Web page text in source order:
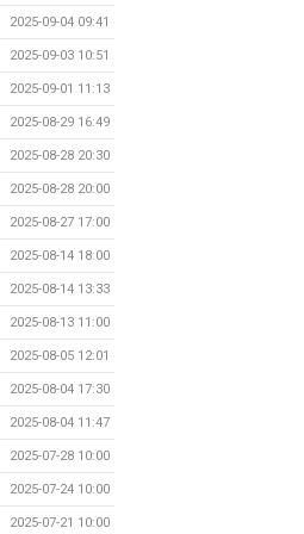
2025-09-04 09:41
2025-09-03 10:51
2025-09-01 11:13
2025-08-29 16:49
2025-08-28 20:30
2025-08-28 20:00
2025-08-27 17:00
2025-08-14 18:00
2025-08-14 13:33
2025-08-13 11:00
2025-08-05 12:01
2025-08-04 17:30
2025-08-04 11:47
2025-07-28 10:00
2025-07-24 10:00
2025-07-21 10:00